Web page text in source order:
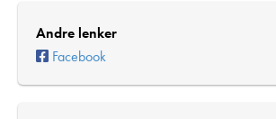
Andre lenker
Facebook